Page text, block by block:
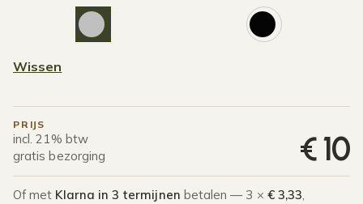
Wissen
PRIJS
incl. 21% btw
gratis bezorging
€10
Of met Klarna in 3 termijnen betalen — 3 × € 3,33,